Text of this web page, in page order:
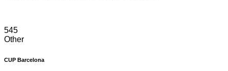
545
Other
CUP Barcelona